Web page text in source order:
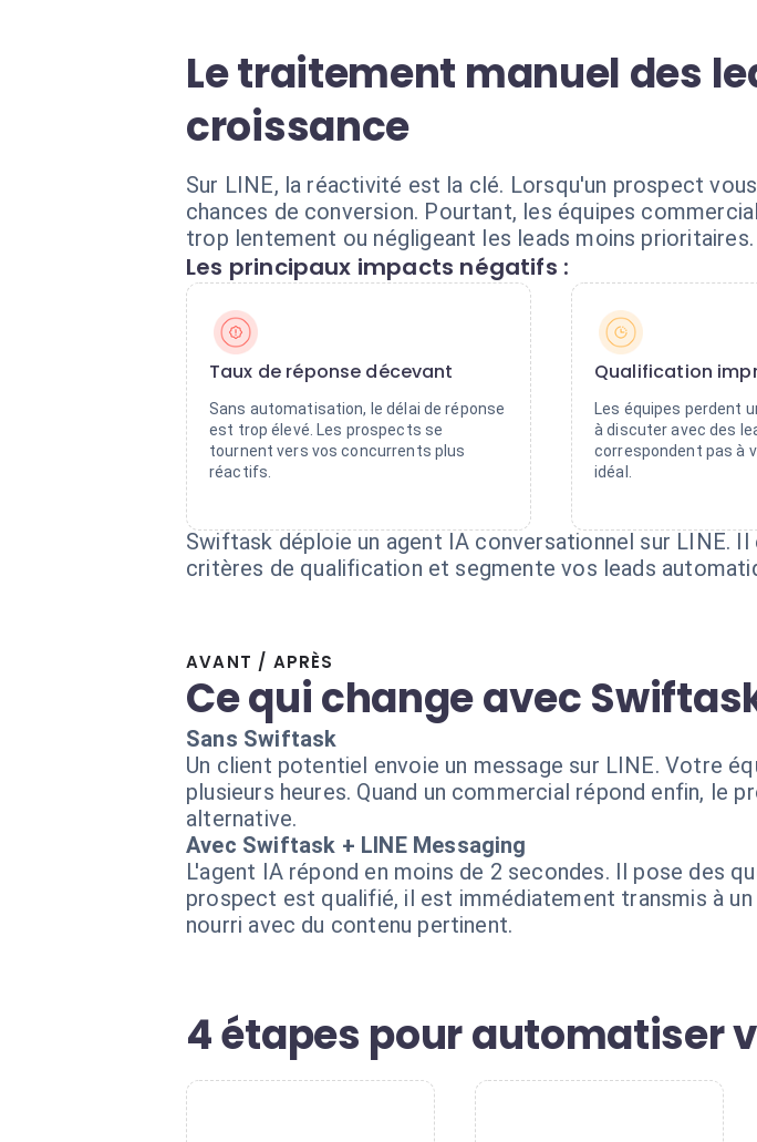
Le traitement manuel des
croissance
Sur LINE, la réactivité est la clé. Lorsqu'un prospect
chances de conversion. Pourtant, les équipes
trop lentement ou négligeant les leads moins prioritaires.
Les principaux impacts négatifs :
Taux de réponse décevant
Sans automatisation, le délai de réponse
est trop élevé. Les prospects se
tournent vers vos concurrents plus
réactifs.
Qualification
Les équipes perdent
à discuter avec des
correspondent pas à
idéal.
Swiftask déploie un agent IA conversationnel sur LINE.
critères de qualification et segmente vos leads
AVANT / APRÈS
Ce qui change avec
Sans Swiftask
Un client potentiel envoie un message sur LINE. Votre
plusieurs heures. Quand un commercial répond enfin, le
alternative.
Avec Swiftask + LINE Messaging
L'agent IA répond en moins de 2 secondes. Il pose des
prospect est qualifié, il est immédiatement transmis à
nourri avec du contenu pertinent.
4 étapes pour automatiser